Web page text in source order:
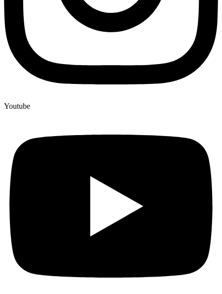
Youtube